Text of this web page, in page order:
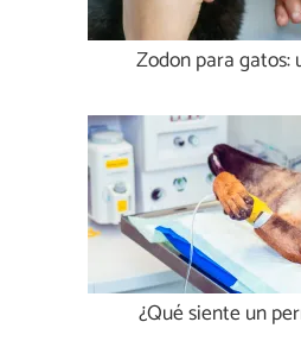
Zodon para gatos:
¿Qué siente un